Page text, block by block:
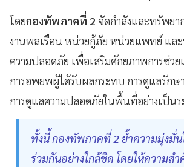
โดยกองทัพภาคที่ 2 จัดกำลังและทรัพย
งานพลเรือน หน่วยกู้ภัย หน่วยแพทย์ แล
ความปลอดภัย เพื่อเสริมศักยภาพการช่ว
การอพยพผู้ได้รับผลกระทบ การดูแลรักษ
การดูแลความปลอดภัยในพื้นที่อย่างเป็น
ทั้งนี้ กองทัพภาคที่ 2 ย้ำความมุ่งมั่น
ร่วมกันอย่างใกล้ชิด โดยให้ความส